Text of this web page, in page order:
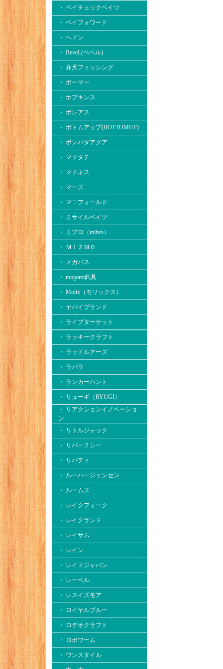
・ ペイチェックベイツ
・ ペイフォワード
・ へドン
・ BeveL(ベベル)
・ 弁天フィッシング
・ ボーマー
・ ホプキンス
・ ボレアス
・ ボトムアップ(BOTTOMUP)
・ ボンバダアグア
・ マドタチ
・ マドネス
・ マーズ
・ マニフォールド
・ ミサイルベイツ
・ ミブロ（mibro）
・ ＭＩＺＭＯ
・ メガバス
・ mogami釣具
・ Molix（モリックス）
・ ヤバイブランド
・ ライブターゲット
・ ラッキークラフト
・ ラッドルアーズ
・ ラパラ
・ ランカーハント
・ リューギ（RYUGI）
・ リアクションイノベーショ
ン
・ リトルジャック
・ リバー２シー
・ リバティ
・ ルーハージェンセン
・ ルームズ
・ レイクフォーク
・ レイクランド
・ レイサム
・ レイン
・ レイドジャパン
・ レーベル
・ レスイズモア
・ ロイヤルブルー
・ ロデオクラフト
・ ロボワーム
・ ワンスタイル